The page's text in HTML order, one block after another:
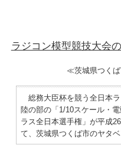
ラジコン模型競技大会
≪茨城県つく
総務大臣杯を競う全日本ラ
陸の部の「1/10スケール・
ラス全日本選手権」が平成
て、茨城県つくば市のヤタ